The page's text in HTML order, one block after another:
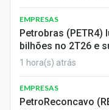
Empresas
Brasil
Política
EMPRESAS
Petrobras (PETR4)
bilhões no 2T26 e
1 hora(s) atrás
EMPRESAS
PetroReconcavo